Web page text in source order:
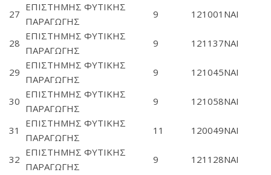
27
ΕΠΙΣΤΗΜΗΣ ΦΥΤΙΚΗΣ
ΠΑΡΑΓΩΓΗΣ
9 121001 ΝΑΙ
28
ΕΠΙΣΤΗΜΗΣ ΦΥΤΙΚΗΣ
ΠΑΡΑΓΩΓΗΣ
9 121137ΝΑΙ
29
ΕΠΙΣΤΗΜΗΣ ΦΥΤΙΚΗΣ
ΠΑΡΑΓΩΓΗΣ
9 121045ΝΑΙ
30
ΕΠΙΣΤΗΜΗΣ ΦΥΤΙΚΗΣ
ΠΑΡΑΓΩΓΗΣ
9 121058ΝΑΙ
31
ΕΠΙΣΤΗΜΗΣ ΦΥΤΙΚΗΣ
ΠΑΡΑΓΩΓΗΣ
11 120049ΝΑΙ
32
ΕΠΙΣΤΗΜΗΣ ΦΥΤΙΚΗΣ
ΠΑΡΑΓΩΓΗΣ
9 121128ΝΑΙ